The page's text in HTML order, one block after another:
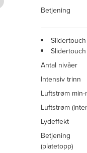
Betjening
Antal nivåer
Intensiv trinn
Luftstrøm min-
Luftstrøm
Lydeffekt
Betjening
(platetopp)